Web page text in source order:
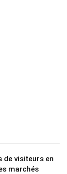
de visiteurs en
marchés